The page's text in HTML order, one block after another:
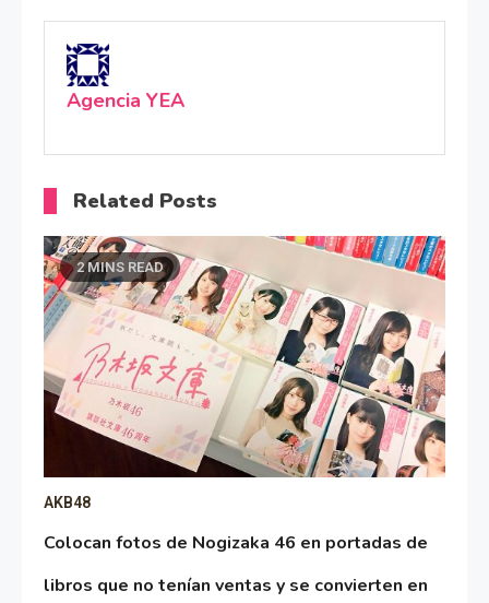
Agencia YEA
Related Posts
2 MINS READ
AKB48
Colocan fotos de Nogizaka 46 en portadas de
libros que no tenían ventas y se convierten en